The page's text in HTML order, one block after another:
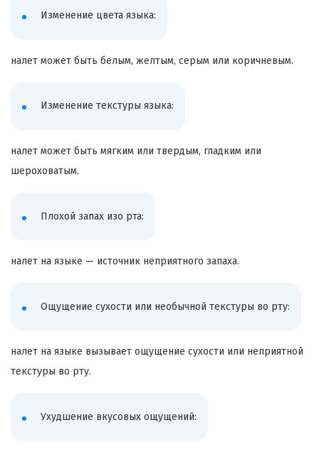
Изменение цвета языка:
налет может быть белым, желтым, серым или коричневым.
Изменение текстуры языка:
налет может быть мягким или твердым, гладким или
шероховатым.
Плохой запах изо рта:
налет на языке — источник неприятного запаха.
Ощущение сухости или необычной текстуры во рту:
налет на языке вызывает ощущение сухости или неприятной
текстуры во рту.
Ухудшение вкусовых ощущений: